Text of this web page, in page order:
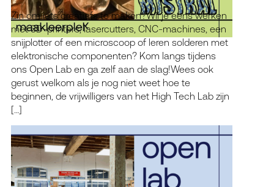
Zin om iets creatiefs te maken?Wil je eens werken
met 3D-printers, lasercutters, CNC-machines, een
snijplotter of een microscoop of leren solderen met
elektronische componenten? Kom langs tijdens
ons Open Lab en ga zelf aan de slag!Wees ook
gerust welkom als je nog niet weet hoe te
beginnen, de vrijwilligers van het High Tech Lab zijn
[…]